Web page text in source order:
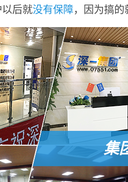
后就没有保障，因为搞
集